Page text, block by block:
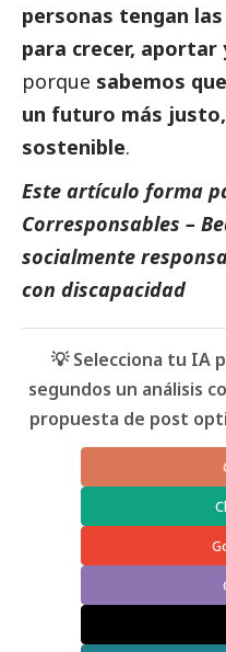
personas tengan
para crecer, aportar
porque sabemos
un futuro más
sostenible.
Este artículo forma
Corresponsables –
socialmente
con discapacidad
💡 Selecciona tu IA
segundos un análisis
propuesta de post